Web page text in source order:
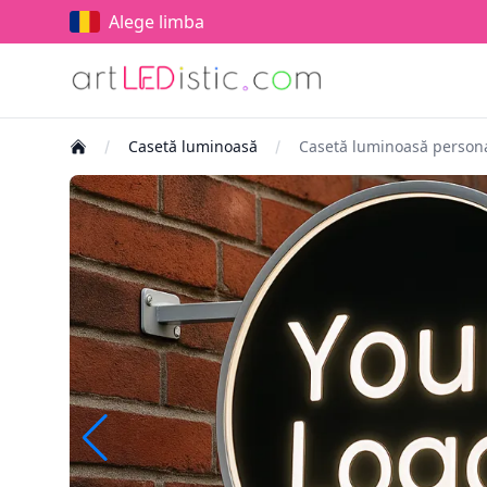
Alege limba
Casetă luminoasă Casetă luminoasă